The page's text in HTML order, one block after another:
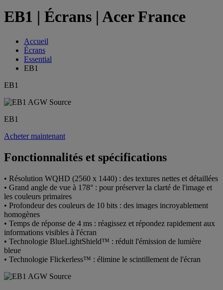
EB1 | Écrans | Acer France
Accueil
Écrans
Essential
EB1
EB1
EB1
Acheter maintenant
Fonctionnalités et spécifications
• Résolution WQHD (2560 x 1440) : des textures nettes et détaillées
• Grand angle de vue à 178° : pour préserver la clarté de l'image et
les couleurs primaires
• Profondeur des couleurs de 10 bits : des images incroyablement
homogènes
• Temps de réponse de 4 ms : réagissez et répondez rapidement aux
informations visibles à l'écran
• Technologie BlueLightShield™ : réduit l'émission de lumière
bleue
• Technologie Flickerless™ : élimine le scintillement de l'écran